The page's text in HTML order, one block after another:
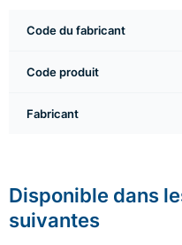
Code du fabricant
Code produit
Fabricant
Disponible dans
suivantes